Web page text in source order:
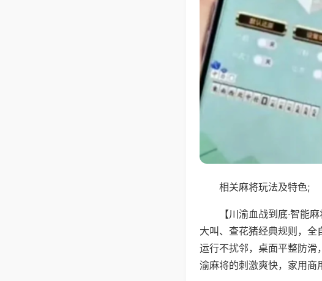
相关麻将玩法及特色;
【川渝血战到底·智能
大叫、查花猪经典规则，
运行不扰邻，桌面平整防滑
渝麻将的刺激爽快，家用商